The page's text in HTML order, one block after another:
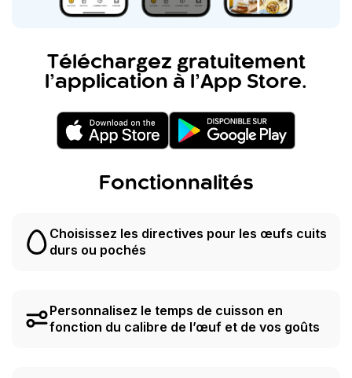
Téléchargez gratuitement
l’application à l’App Store.
Fonctionnalités
Choisissez les directives pour les œufs cuits
durs ou pochés
Personnalisez le temps de cuisson en
fonction du calibre de l’œuf et de vos goûts